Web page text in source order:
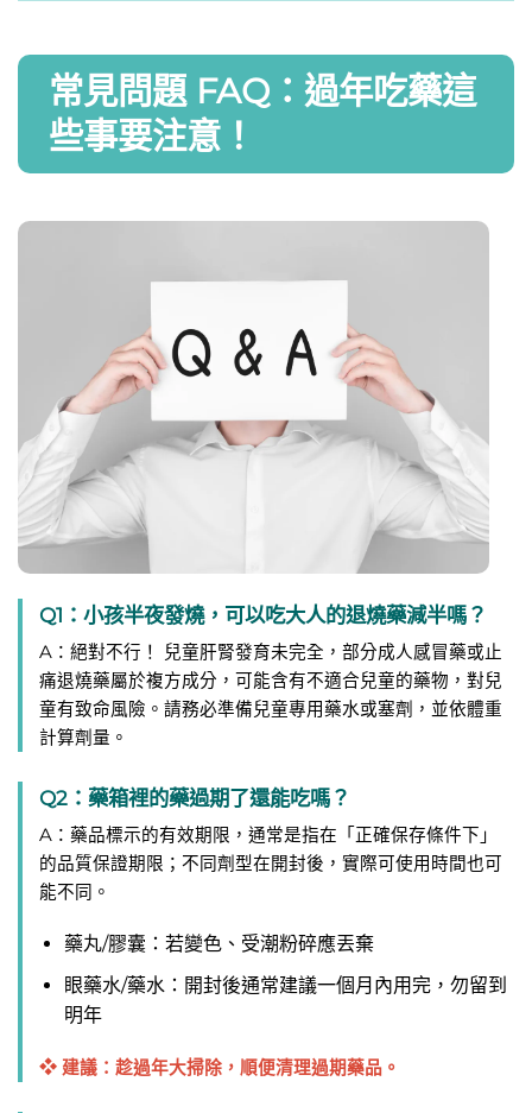
常見問題 FAQ：過年吃藥這
些事要注意！
Q1：小孩半夜發燒，可以吃大人的退燒藥減半嗎？
A：絕對不行！ 兒童肝腎發育未完全，部分成人感冒藥或止
痛退燒藥屬於複方成分，可能含有不適合兒童的藥物，對兒
童有致命風險。請務必準備兒童專用藥水或塞劑，並依體重
計算劑量。
Q2：藥箱裡的藥過期了還能吃嗎？
A：藥品標示的有效期限，通常是指在「正確保存條件下」
的品質保證期限；不同劑型在開封後，實際可使用時間也可
能不同。
藥丸/膠囊：若變色、受潮粉碎應丟棄
眼藥水/藥水：開封後通常建議一個月內用完，勿留到
明年
❖ 建議：趁過年大掃除，順便清理過期藥品。